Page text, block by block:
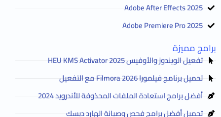
Adobe After Effects 2025
Adobe Premiere Pro 2025
برامج مميزة
تفعيل الويندوز والأوفيس HEU KMS Activator 2025
تحميل برنامج فيلمورا Filmora 2026 مع التفعيل
أفضل برامج استعادة الملفات المحذوفة للأندرويد 2024
تحميل أفضل برامج فحص وصيانة الهارد ديسك